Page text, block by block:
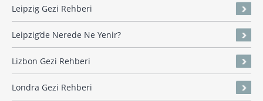
Leipzig Gezi Rehberi
Leipzig’de Nerede Ne Yenir?
Lizbon Gezi Rehberi
Londra Gezi Rehberi